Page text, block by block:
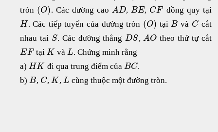
tròn (O). Các đường cao AD, BE, CF đồng quy tại
H . Các tiếp tuyến của đường tròn (O) tạiB và Ccắt
nhau tai S. Các đường thẳngDS,AO theo thứ tự cắt
EFtại K và L. Chứng minh rằng
a)HK đi qua trung điểm của BC.
b)B, C, K , L cùng thuộc một đường tròn.